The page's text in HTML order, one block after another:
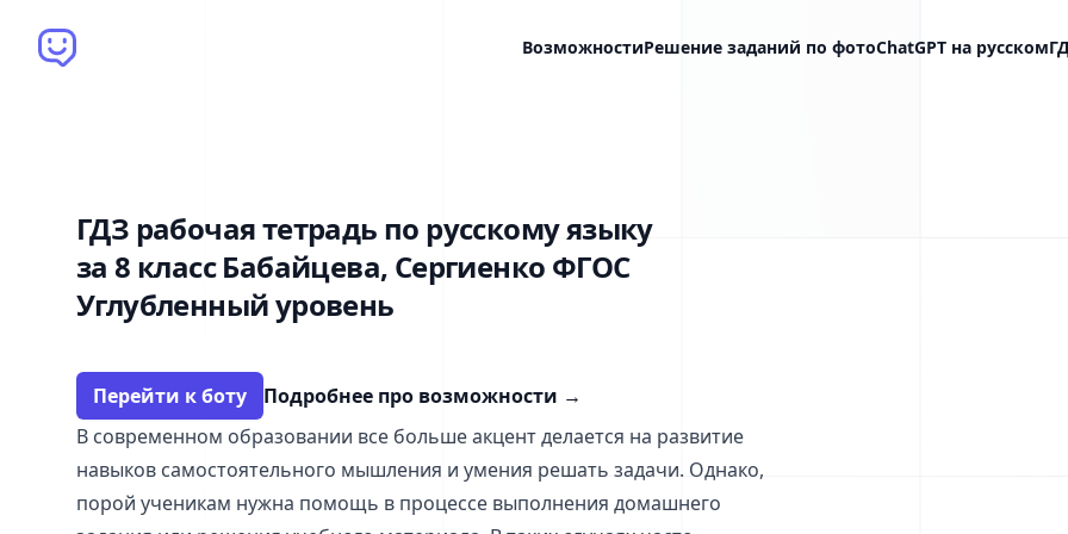
Brain Bot ВозможностиРешение заданий по фотоChatGPT на русском
ГДЗ рабочая тетрадь по русскому языку
за 8 класс Бабайцева, Сергиенко ФГОС
Углубленный уровень
Перейти к боту Подробнее про возможности →
В современном образовании все больше акцент делается на развитие
навыков самостоятельного мышления и умения решать задачи. Однако,
порой ученикам нужна помощь в процессе выполнения домашнего